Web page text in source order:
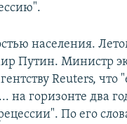
населения.
Путин. Министр
Reuters, что
горизонте два
По его